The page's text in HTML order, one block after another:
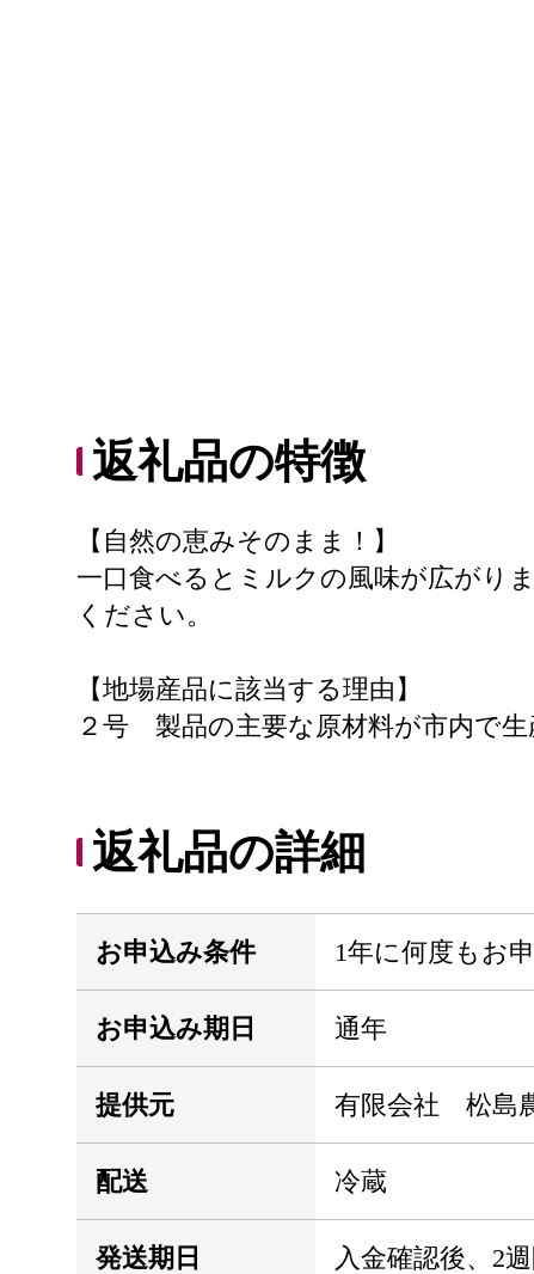
返礼品の特徴
【自然の恵みそのまま！】
一口食べるとミルクの風味が広がり
ください。
【地場産品に該当する理由】
２号 製品の主要な原材料が市内で
返礼品の詳細
お申込み条件 1年に何度もお
お申込み期日 通年
提供元 有限会社 松島
配送 冷蔵
発送期日
入金確認後、2